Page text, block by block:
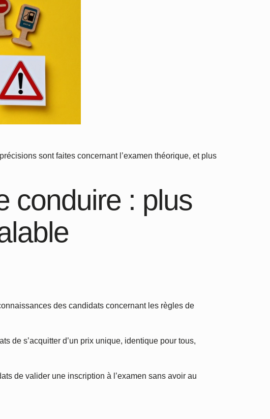
sont faites concernant l’examen théorique, et plus
conduire : plus
des candidats concernant les règles de
de s’acquitter d’un prix unique, identique pour tous,
de valider une inscription à l’examen sans avoir au